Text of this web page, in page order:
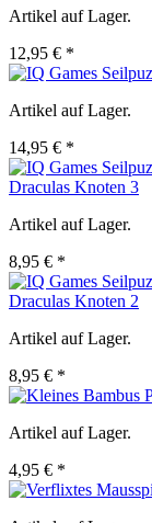
Artikel auf Lager.
12,95 € *
Artikel auf Lager.
14,95 € *
Draculas Knoten 3
Artikel auf Lager.
8,95 € *
Draculas Knoten 2
Artikel auf Lager.
8,95 € *
Artikel auf Lager.
4,95 € *